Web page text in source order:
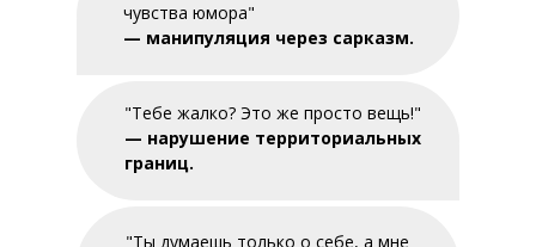
чувства юмора"
— манипуляция через сарказм.
"Тебе жалко? Это же просто вещь!"
— нарушение территориальных
границ.
"Ты думаешь только о себе, а мне